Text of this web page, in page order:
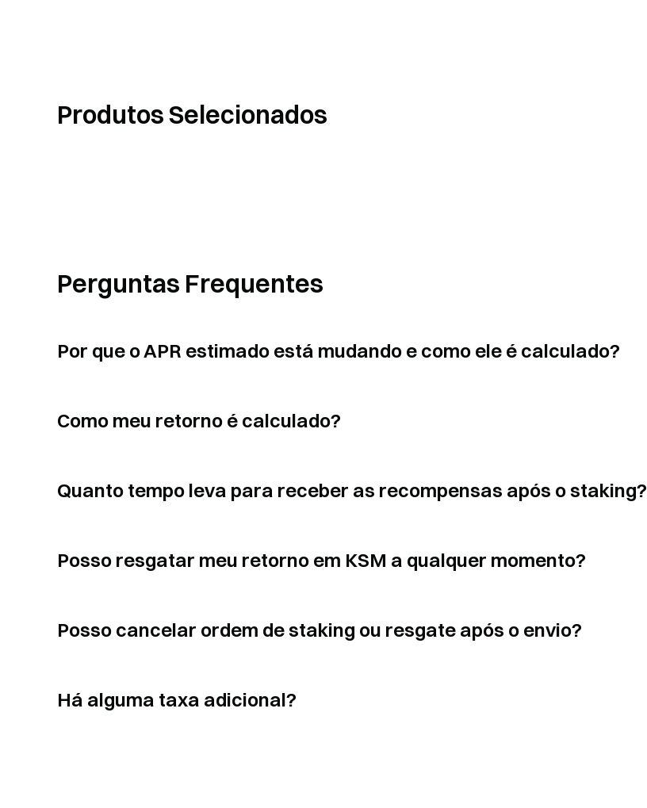
Produtos Selecionados
Perguntas Frequentes
Por que o APR estimado está mudando e como ele é calculado?
Como meu retorno é calculado?
Quanto tempo leva para receber as recompensas após o staking?
Posso resgatar meu retorno em KSM a qualquer momento?
Posso cancelar ordem de staking ou resgate após o envio?
Há alguma taxa adicional?